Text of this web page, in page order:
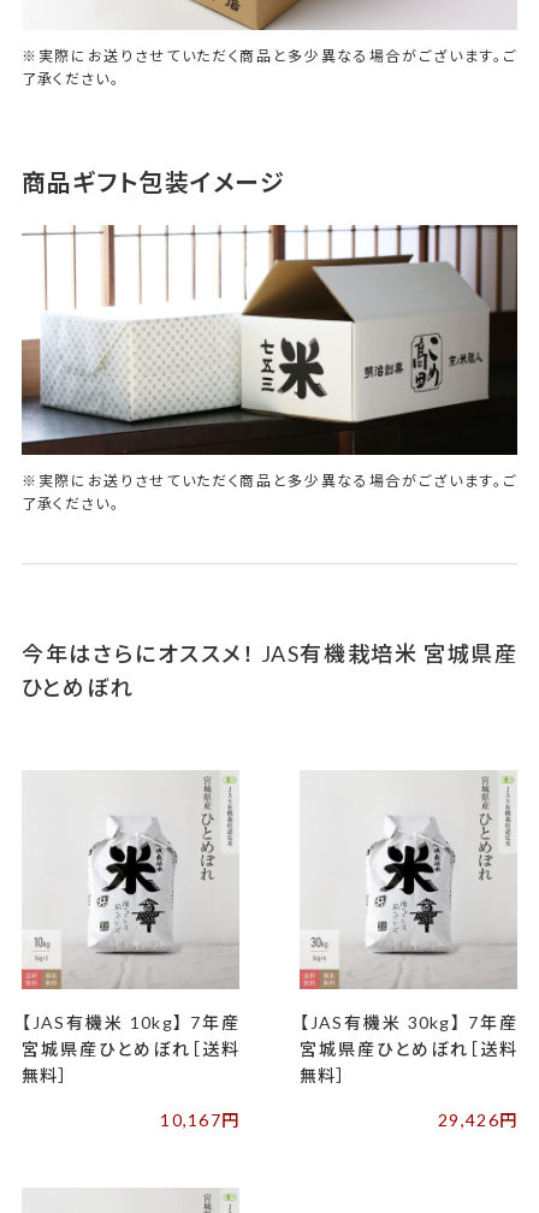
※実際にお送りさせていただく商品と多少異なる場合がございます。ご
了承ください。
商品ギフト包装イメージ
※実際にお送りさせていただく商品と多少異なる場合がございます。ご
了承ください。
今年はさらにオススメ！ JAS有機栽培米 宮城県産
ひとめぼれ
【JAS有機米 10kg】 7年産
宮城県産ひとめぼれ［送料
無料］
10,167円
【JAS有機米 30kg】 7年産
宮城県産ひとめぼれ［送料
無料］
29,426円